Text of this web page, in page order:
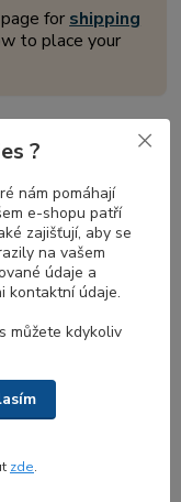
for shipping
to place your
Latitude
, může to být
příčin tohoto
zvuku,
závad reproduktorů
se, že hlasitost
na slyšitelnou
?
nám pomáhají
e-shopu patří
zajišťují, aby se
na vašem
údaje a
kontaktní údaje.
můžete kdykoliv
zde.